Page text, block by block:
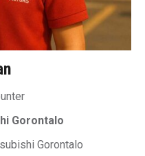
Gorontalo
Gorontalo